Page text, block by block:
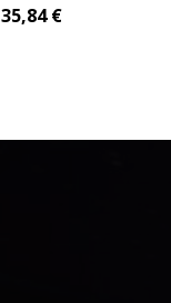
35,84€